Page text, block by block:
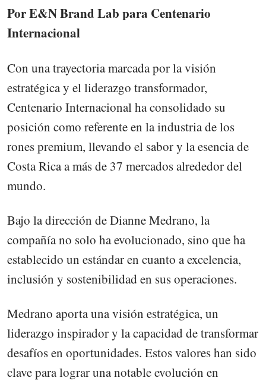
Por E&N Brand Lab para Centenario
Internacional
Con una trayectoria marcada por la visión
estratégica y el liderazgo transformador,
Centenario Internacional ha consolidado su
posición como referente en la industria de los
rones premium, llevando el sabor y la esencia de
Costa Rica a más de 37 mercados alrededor del
mundo.
Bajo la dirección de Dianne Medrano, la
compañía no solo ha evolucionado, sino que ha
establecido un estándar en cuanto a excelencia,
inclusión y sostenibilidad en sus operaciones.
Medrano aporta una visión estratégica, un
liderazgo inspirador y la capacidad de transformar
desafíos en oportunidades. Estos valores han sido
clave para lograr una notable evolución en